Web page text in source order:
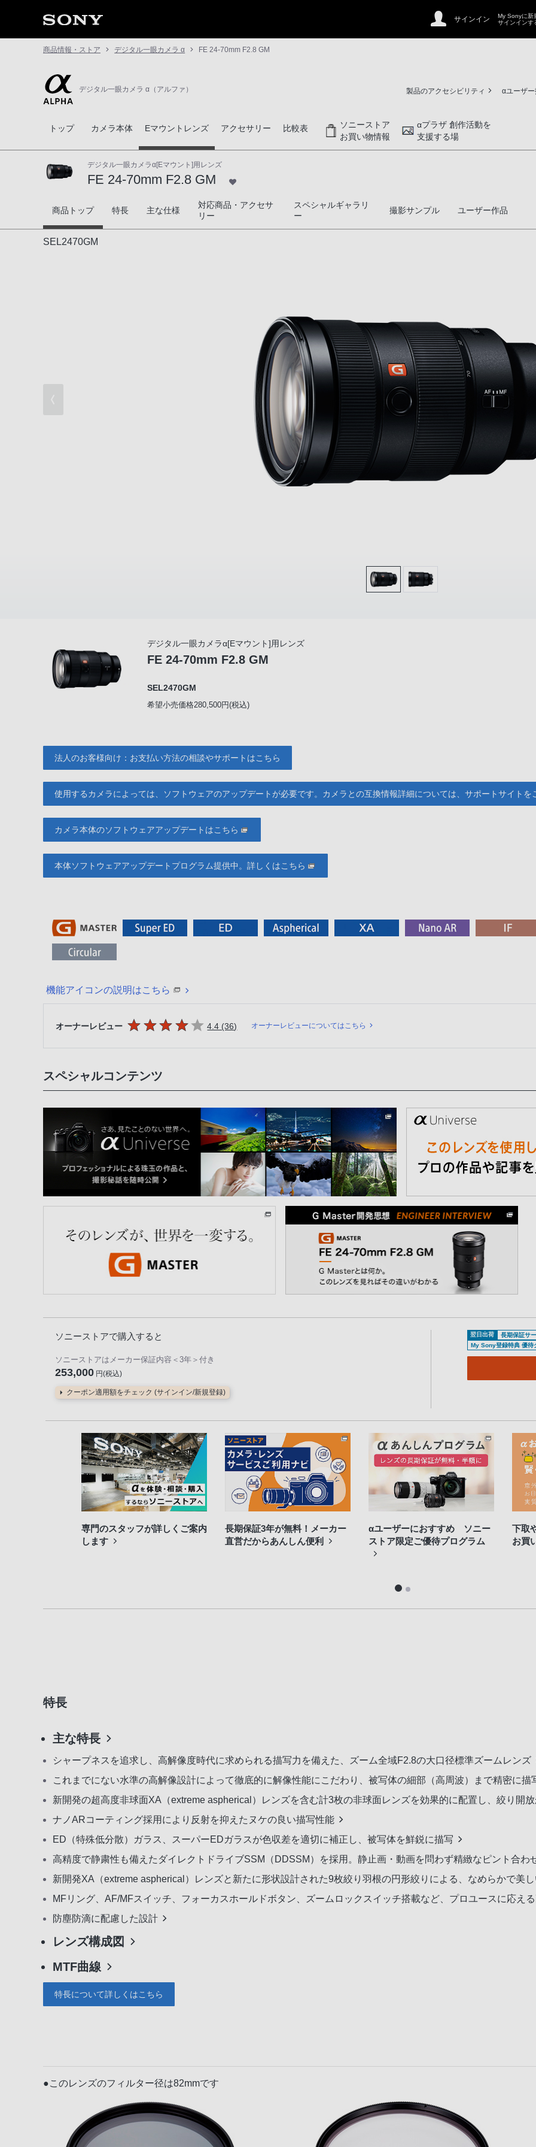
サインイン
My Sonyに新
サインインす
商品情報・ストア デジタル一眼カメラ α FE 24-70mm F2.8 GM
デジタル一眼カメラ α（アルファ） 製品のアクセシビリティ αユーザ
トップ カメラ本体 Eマウントレンズ アクセサリー 比較表
ソニーストア
お買い物情報
αプラザ 創作活動を
支援する場
デジタル一眼カメラα[Eマウント]用レンズ
FE 24-70mm F2.8 GM
FE 24-70mm F2.8 GM
商品トップ 特長 主な仕様
対応商品・アクセサ
リー
スペシャルギャラリ
ー
撮影サンプル ユーザー作品
SEL2470GM
デジタル一眼カメラα[Eマウント]用レンズ
FE 24-70mm F2.8 GM
SEL2470GM
希望小売価格280,500円(税込)
法人のお客様向け：お支払い方法の相談やサポートはこちら
使用するカメラによっては、ソフトウェアのアップデートが必要です。カメラとの互換情報詳細については、サポートサイトを
カメラ本体のソフトウェアアップデートはこちら
本体ソフトウェアアップデートプログラム提供中。詳しくはこちら
機能アイコンの説明はこちら
オーナーレビュー 5つの星のうち
4.4 (36件のレビュー
) オーナーレビューについてはこちら
スペシャルコンテンツ
ソニーストアで購入すると
ソニーストアはメーカー保証内容 ＜3年＞ 付き
253,000 円(税込)
クーポン適用額をチェック (サインイン/新規登録)
翌日出荷 長期保証サ
My Sony登録特典 優待
専門のスタッフが詳しくご案内
します
長期保証3年が無料！メーカー
直営だからあんしん便利
αユーザーにおすすめ ソニー
ストア限定ご優待プログラム
下取
お買
特長
主な特長
シャープネスを追求し、高解像度時代に求められる描写力を備えた、ズーム全域F2.8の大口径標準ズームレンズ
これまでにない水準の高解像設計によって徹底的に解像性能にこだわり、被写体の細部（高周波）まで精密に描
新開発の超高度非球面XA（extreme aspherical）レンズを含む計3枚の非球面レンズを効果的に配置し、絞り開
ナノARコーティング採用により反射を抑えたヌケの良い描写性能
ED（特殊低分散）ガラス、スーパーEDガラスが色収差を適切に補正し、被写体を鮮鋭に描写
高精度で静粛性も備えたダイレクトドライブSSM（DDSSM）を採用。静止画・動画を問わず精緻なピント合わ
新開発XA（extreme aspherical）レンズと新たに形状設計された9枚絞り羽根の円形絞りによる、なめらかで美
MFリング、AF/MFスイッチ、フォーカスホールドボタン、ズームロックスイッチ搭載など、プロユースに応え
防塵防滴に配慮した設計
レンズ構成図
MTF曲線
特長について詳しくはこちら
●このレンズのフィルター径は82mmです